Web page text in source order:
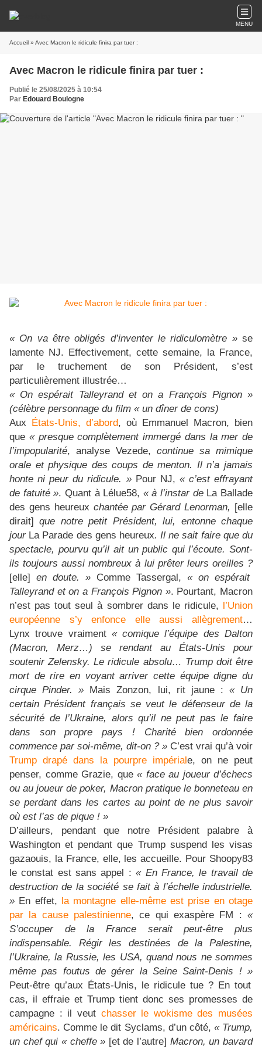
MENU
Accueil » Avec Macron le ridicule finira par tuer :
Avec Macron le ridicule finira par tuer :
Publié le 25/08/2025 à 10:54
Par Edouard Boulogne
« On va être obligés d’inventer le ridiculomètre »se
lamente NJ. Effectivement, cette semaine, la France,
par le truchement de son Président, s’est
particulièrement illustrée…
« On espérait Talleyrand et on a François Pignon »
(célèbre personnage du film « un dîner de cons)
Aux États-Unis, d’abord, où Emmanuel Macron, bien
que « presque complètement immergé dans la mer de
l’impopularité, analyse Vezede, continue sa mimique
orale et physique des coups de menton. Il n’a jamais
honte ni peur du ridicule. »Pour NJ, « c’est effrayant
de fatuité ». Quant à Lélue58, « à l’instar deLa Ballade
des gens heureux chantée par Gérard Lenorman, [elle
dirait]que notre petit Président, lui, entonne chaque
jourLa Parade des gens heureux. Il ne sait faire que du
spectacle, pourvu qu’il ait un public qui l’écoute. Sont-
ils toujours aussi nombreux à lui prêter leurs oreilles ?
[elle] en doute. » Comme Tassergal, « on espérait
Talleyrand et on a François Pignon ». Pourtant, Macron
n’est pas tout seul à sombrer dans le ridicule, l’Union
européenne s’y enfonce elle aussi allègrement…
Lynx trouve vraiment « comique l’équipe des Dalton
(Macron, Merz…) se rendant au États-Unis pour
soutenir Zelensky. Le ridicule absolu… Trump doit être
mort de rire en voyant arriver cette équipe digne du
cirque Pinder. » Mais Zonzon, lui, rit jaune : « Un
certain Président français se veut le défenseur de la
sécurité de l’Ukraine, alors qu’il ne peut pas le faire
dans son propre pays ! Charité bien ordonnée
commence par soi-même, dit-on ? » C’est vrai qu’à voir
Trump drapé dans la pourpre impériale, on ne peut
penser, comme Grazie, que « face au joueur d’échecs
ou au joueur de poker, Macron pratique le bonneteau en
se perdant dans les cartes au point de ne plus savoir
où est l’as de pique ! »
D’ailleurs, pendant que notre Président palabre à
Washington et pendant que Trump suspend les visas
gazaouis, la France, elle, les accueille. Pour Shoopy83
le constat est sans appel :« En France, le travail de
destruction de la société se fait à l’échelle industrielle.
» En effet, la montagne elle-même est prise en otage
par la cause palestinienne, ce qui exaspère FM : «
S’occuper de la France serait peut-être plus
indispensable. Régir les destinées de la Palestine,
l’Ukraine, la Russie, les USA, quand nous ne sommes
même pas foutus de gérer la Seine Saint-Denis ! »
Peut-être qu’aux États-Unis, le ridicule tue ? En tout
cas, il effraie et Trump tient donc ses promesses de
campagne : il veut chasser le wokisme des musées
américains. Comme le dit Syclams, d’un côté, « Trump,
un chef qui « cheffe » [et de l’autre] Macron, un bavard